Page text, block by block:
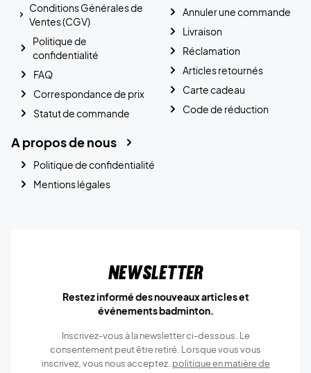
Conditions Générales de
Ventes (CGV)
Politique de
confidentialité
FAQ
Correspondance de prix
Statut de commande
Annuler une commande
Livraison
Réclamation
Articles retournés
Carte cadeau
Code de réduction
A propos de nous
Politique de confidentialité
Mentions légales
Newsletter
Restez informé des nouveaux articles et
événements badminton.
Inscrivez-vous à la newsletter ci-dessous. Le
consentement peut être retiré. Lorsque vous vous
inscrivez, vous nous acceptez. politique en matière de